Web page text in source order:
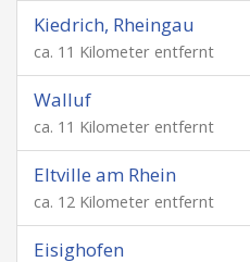
Kiedrich, Rheingau
ca. 11 Kilometer entfernt
Walluf
ca. 11 Kilometer entfernt
Eltville am Rhein
ca. 12 Kilometer entfernt
Eisighofen